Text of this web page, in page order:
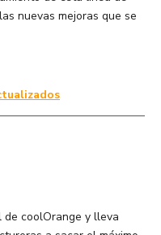
nuevas mejoras que se
coolOrange y lleva